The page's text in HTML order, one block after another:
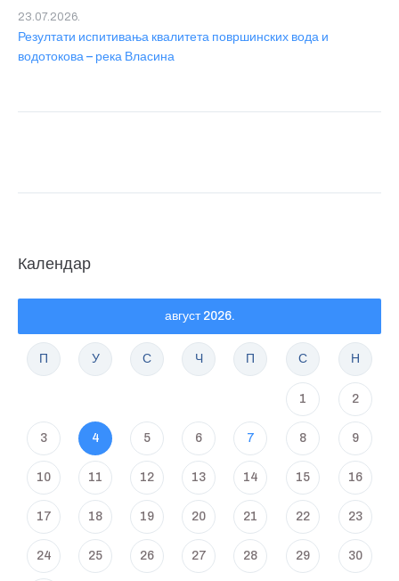
Резултати испитивања квалитета површинских вода и
водотокова – река Власина
23.07.2026.
Календар
август 2026.
П У С Ч П С Н
1 2
3 4 5 6 7 8 9
10 11 12 13 14 15 16
17 18 19 20 21 22 23
24 25 26 27 28 29 30